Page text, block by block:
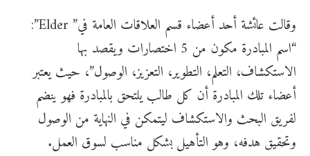
وقالت عائشة أحد أعضاء قسم العلاقات العامة في” Elder”:
“اسم المبادرة مكون من 5 اختصارات ويقصد بها
الاستكشاف، التعلم، التطوير، التعزيز، الوصول”، حيث يعتبر
أعضاء تلك المبادرة أن كل طالب يلتحق بالمبادرة فهو ينضم
لفريق البحث والاستكشاف ليتمكن في النهاية من الوصول
وتحقيق هدفه، وهو التأهيل بشكل مناسب لسوق العمل.